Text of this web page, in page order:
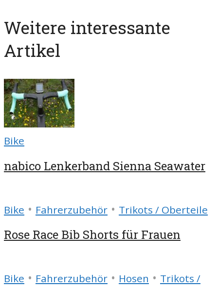
Weitere interessante
Artikel
Bike
nabico Lenkerband Sienna Seawater
Bike • Fahrerzubehör • Trikots / Oberteile
Rose Race Bib Shorts für Frauen
Bike • Fahrerzubehör • Hosen • Trikots /